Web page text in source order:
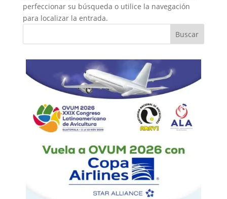
perfeccionar su búsqueda o utilice la navegación
para localizar la entrada.
Buscar